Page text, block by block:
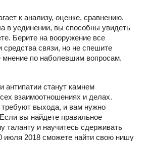
к анализу, оценке, сравнению.
в уединении, вы способны увидеть
Берите на вооружение все
связи, но не спешите
мнение по наболевшим вопросам.
антипатии станут камнем
взаимоотношениях и делах.
выхода, и вам нужно
вы найдете правильное
таланту и научитесь сдерживать
июля 2018 сможете найти свою нишу